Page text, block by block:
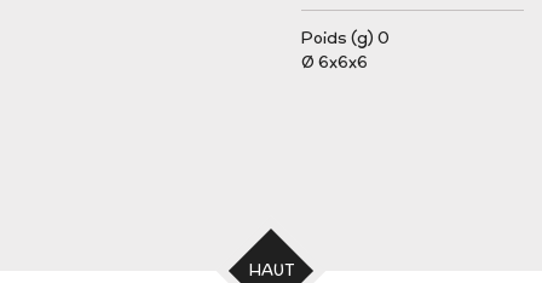
Poids (g) 0
Ø 6x6x6
HAUT